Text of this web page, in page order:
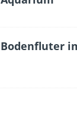
Bodenfluter